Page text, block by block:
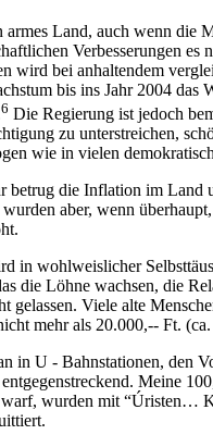
armes Land, auch wenn die
Verbesserungen es
wird bei anhaltendem
bis ins Jahr 2004 das
6 Die Regierung ist jedoch
zu unterstreichen,
wie in vielen
betrug die Inflation im Land
aber, wenn
in wohlweislicher
die Löhne wachsen, die
gelassen. Viele alte
mehr als 20.000,-- Ft.
in U - Bahnstationen, den
Meine
warf, wurden mit “Úristen…